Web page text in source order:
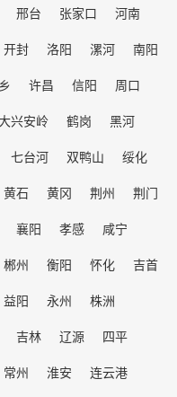
邢台 张家口
河南
开封 洛阳 漯河
南阳
许昌 信阳
周口
兴安岭 鹤岗
黑河
七台河 双鸭山
绥化
黄石 黄冈 荆州
荆门
襄阳 孝感
咸宁
郴州 衡阳 怀化
吉首
益阳 永州
株洲
吉林 辽源
四平
常州 淮安
连云港